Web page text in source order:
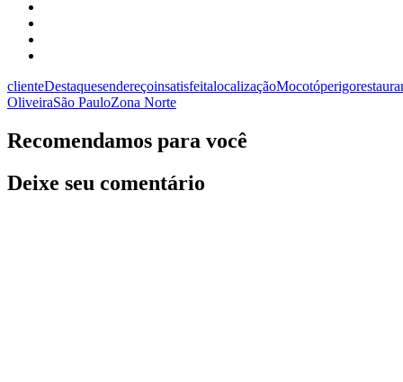
clienteDestaquesendereçoinsatisfeitalocalizaçãoMocotóperigo
OliveiraSão PauloZona Norte
Recomendamos para você
Deixe seu comentário